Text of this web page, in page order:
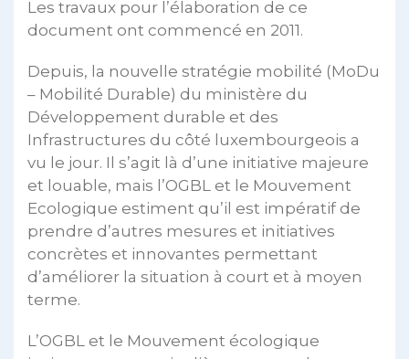
Les travaux pour l’élaboration de ce
document ont commencé en 2011.
Depuis, la nouvelle stratégie mobilité (MoDu
– Mobilité Durable) du ministère du
Développement durable et des
Infrastructures du côté luxembourgeois a
vu le jour. Il s’agit là d’une initiative majeure
et louable, mais l’OGBL et le Mouvement
Ecologique estiment qu’il est impératif de
prendre d’autres mesures et initiatives
concrètes et innovantes permettant
d’améliorer la situation à court et à moyen
terme.
L’OGBL et le Mouvement écologique